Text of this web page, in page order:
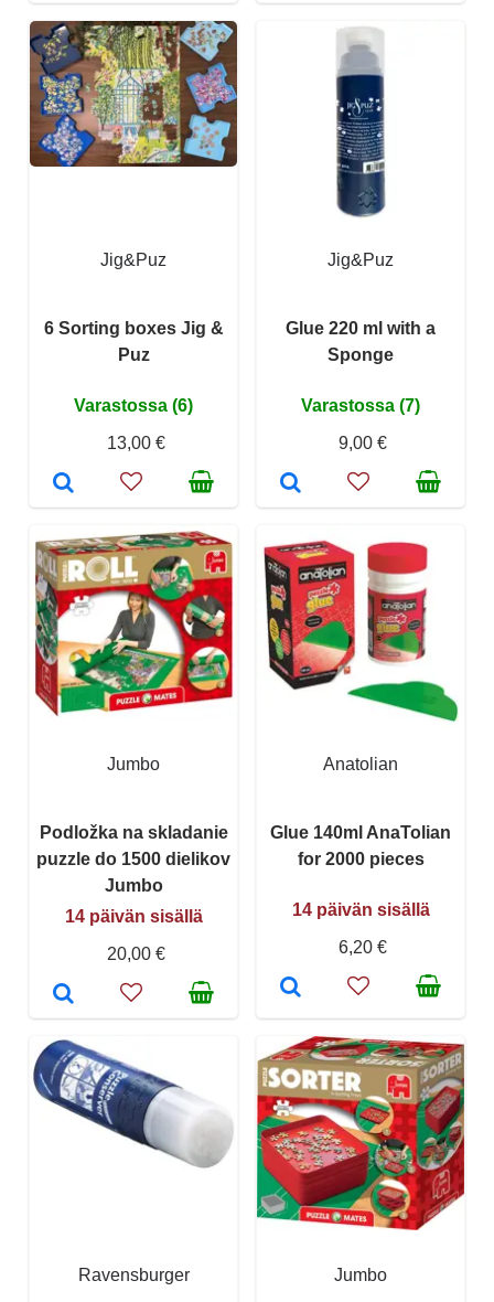
Jig&Puz
6 Sorting boxes Jig &
Puz
Varastossa (6)
13,00 €
Jig&Puz
Glue 220 ml with a
Sponge
Varastossa (7)
9,00 €
Jumbo
Podložka na skladanie
puzzle do 1500 dielikov
Jumbo
14 päivän sisällä
20,00 €
Anatolian
Glue 140ml AnaTolian
for 2000 pieces
14 päivän sisällä
6,20 €
Ravensburger Jumbo